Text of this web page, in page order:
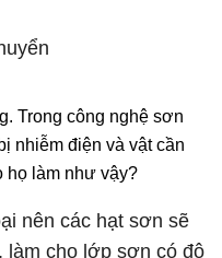
Trong công nghệ sơn
nhiễm điện và vật cần
họ làm như vậy?
nên các hạt sơn sẽ
làm cho lớp sơn có độ